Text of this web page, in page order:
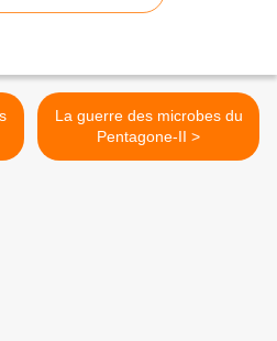
La guerre des microbes du
Pentagone-II >